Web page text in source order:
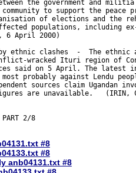
#8
#8
anb04131.txt #8